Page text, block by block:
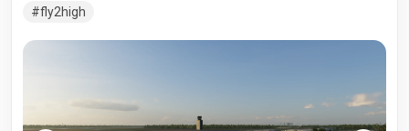
вашему симулятору.
fly2high